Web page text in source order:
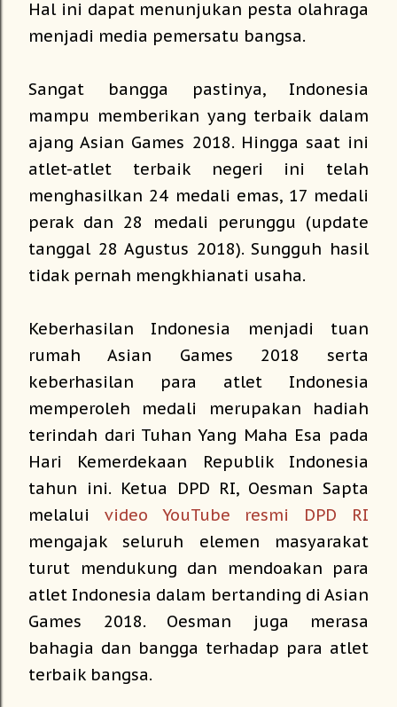
Hal ini dapat menunjukan pesta olahraga
menjadi media pemersatu bangsa.
Sangat bangga pastinya, Indonesia
mampu memberikan yang terbaik dalam
ajang Asian Games 2018. Hingga saat ini
atlet-atlet terbaik negeri ini telah
menghasilkan 24 medali emas, 17 medali
perak dan 28 medali perunggu (update
tanggal 28 Agustus 2018). Sungguh hasil
tidak pernah mengkhianati usaha.
Keberhasilan Indonesia menjadi tuan
rumah Asian Games 2018 serta
keberhasilan para atlet Indonesia
memperoleh medali merupakan hadiah
terindah dari Tuhan Yang Maha Esa pada
Hari Kemerdekaan Republik Indonesia
tahun ini. Ketua DPD RI, Oesman Sapta
melalui video YouTube resmi DPD RI
mengajak seluruh elemen masyarakat
turut mendukung dan mendoakan para
atlet Indonesia dalam bertanding di Asian
Games 2018. Oesman juga merasa
bahagia dan bangga terhadap para atlet
terbaik bangsa.